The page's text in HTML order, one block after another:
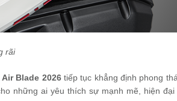
rãi
Air Blade 2026tiếp tục khẳng định phong
những ai yêu thích sự mạnh mẽ, hiện đại